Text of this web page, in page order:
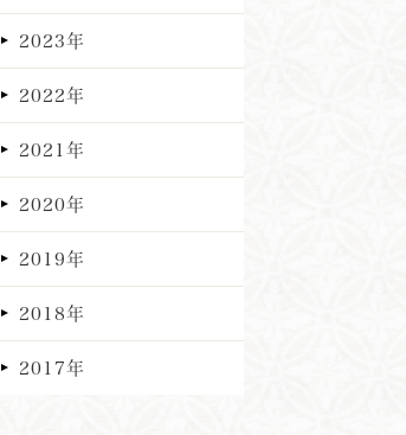
2023年
2022年
2021年
2020年
2019年
2018年
2017年